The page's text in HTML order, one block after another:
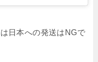
日本への発送はNGで